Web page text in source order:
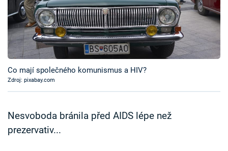
TV Program
Časopis
Sledujte prima+
Sledujte nás
Co mají společného komunismus a HIV?
Zdroj: pixabay.com
Nesvoboda bránila před AIDS lépe než
prezervativ...